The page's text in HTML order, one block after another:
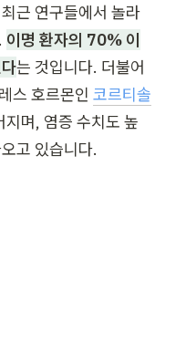
근 연구들에서 놀라
이명 환자의 70% 이
는 것입니다. 더불어
스 호르몬인 코르티솔
며, 염증 수치도 높
고 있습니다.